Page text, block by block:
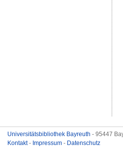
Universitätsbibliothek Bayreuth - 95447
Kontakt- Impressum - Datenschutz